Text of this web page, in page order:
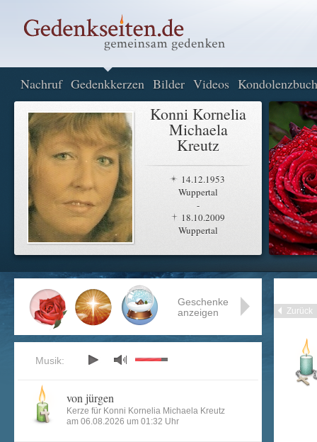
Nachruf Gedenkkerzen Bilder Videos Kondolenzbuch
Konni Kornelia
Michaela
Kreutz
14.12.1953
Wuppertal
-
18.10.2009
Wuppertal
Zurück
Geschenke
anzeigen
Musik:
von jürgen
Kerze für Konni Kornelia Michaela Kreutz
am 06.08.2026 um 01:32 Uhr